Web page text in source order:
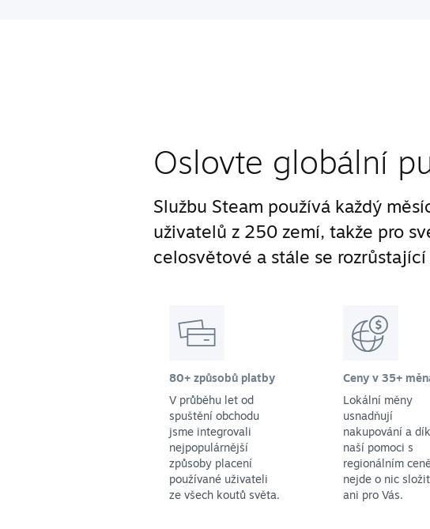
Oslovte globální
Službu Steam používá každý
uživatelů z 250 zemí, takže pro
celosvětové a stále se
80+ způsobů platby
V průběhu let od
spuštění obchodu
jsme integrovali
nejpopulárnější
způsoby placení
používané uživateli
ze všech koutů světa.
Ceny v 35+
Lokální měny
usnadňují
nakupování a
naší pomoci s
regionálním
nejde o nic
ani pro Vás.